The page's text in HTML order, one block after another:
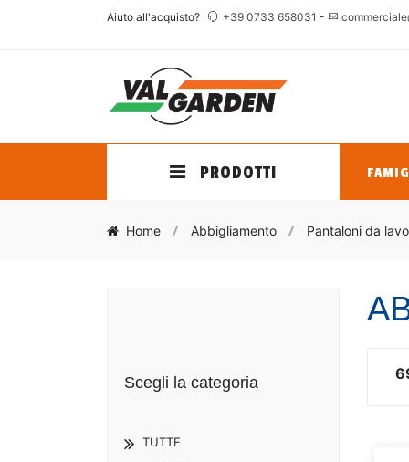
Aiuto all'acquisto? +39 0733 658031 -
PRODOTTI
Home Abbigliamento Pantaloni da
Scegli la categoria
TUTTE